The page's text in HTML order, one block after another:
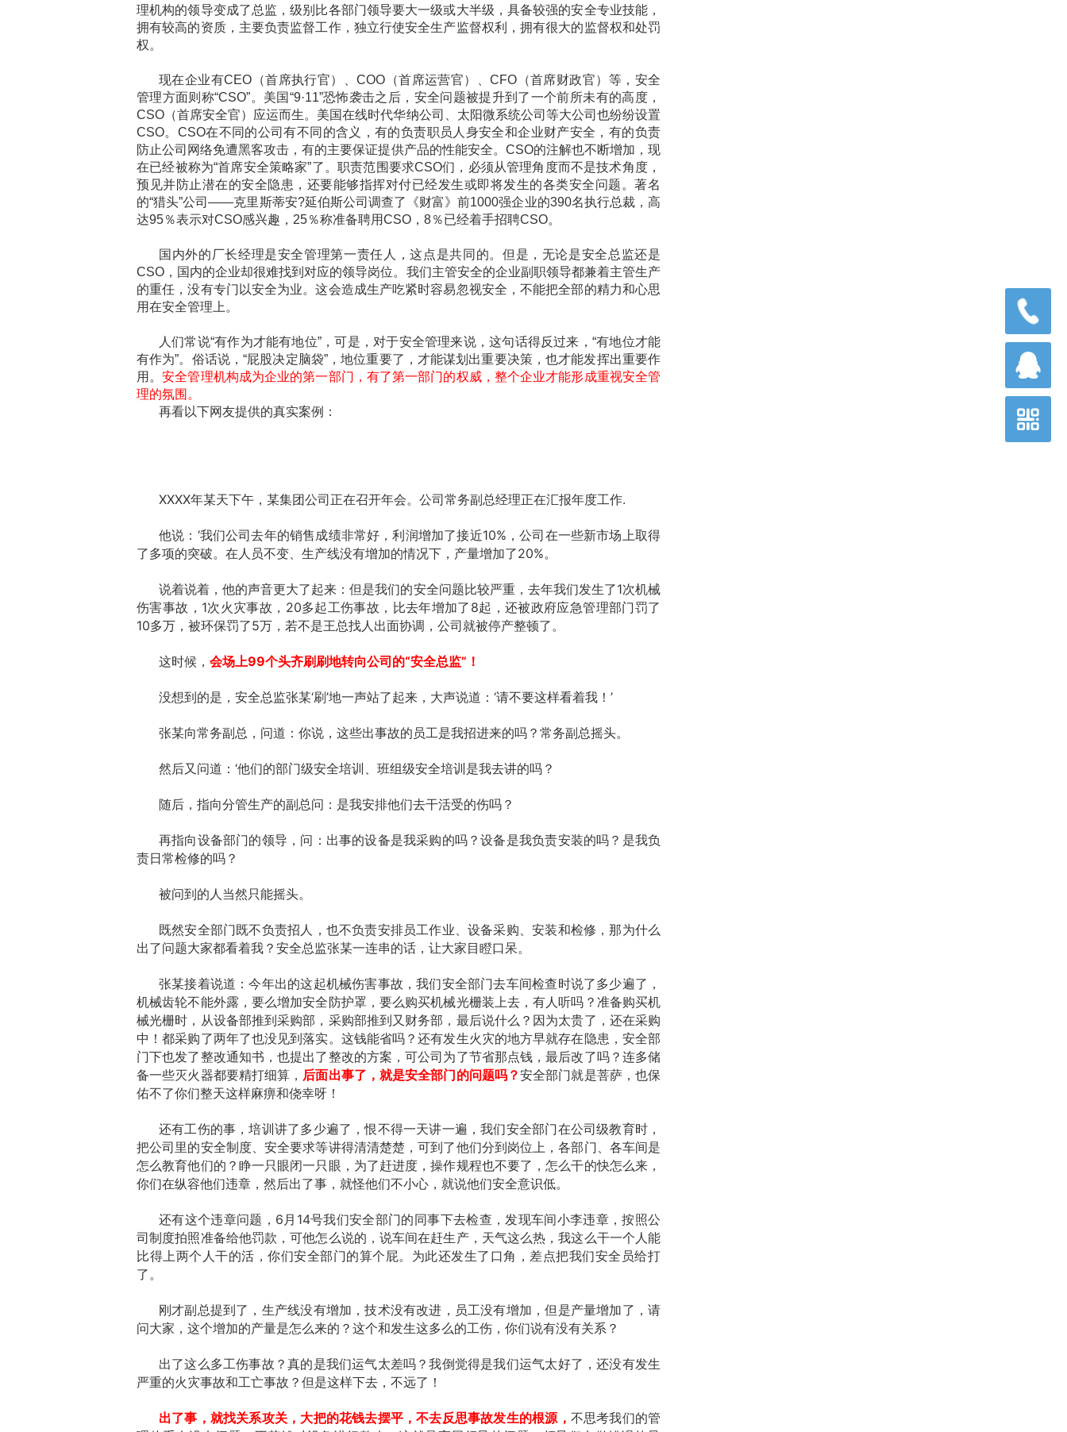
理机构的领导变成了总监，级别比各部门领导要大一级或大半级，具备较强的安全专业技能，
拥有较高的资质，主要负责监督工作，独立行使安全生产监督权利，拥有很大的监督权和处罚
权。
现在企业有CEO（首席执行官）、COO（首席运营官）、CFO（首席财政官）等，安全
管理方面则称“CSO”。美国“9·11”恐怖袭击之后，安全问题被提升到了一个前所未有的高度，
CSO（首席安全官）应运而生。美国在线时代华纳公司、太阳微系统公司等大公司也纷纷设置
CSO。CSO在不同的公司有不同的含义，有的负责职员人身安全和企业财产安全，有的负责
防止公司网络免遭黑客攻击，有的主要保证提供产品的性能安全。CSO的注解也不断增加，现
在已经被称为“首席安全策略家”了。职责范围要求CSO们，必须从管理角度而不是技术角度，
预见并防止潜在的安全隐患，还要能够指挥对付已经发生或即将发生的各类安全问题。著名
的“猎头”公司——克里斯蒂安?延伯斯公司调查了《财富》前1000强企业的390名执行总裁，高
达95％表示对CSO感兴趣，25％称准备聘用CSO，8％已经着手招聘CSO。
国内外的厂长经理是安全管理第一责任人，这点是共同的。但是，无论是安全总监还是
CSO，国内的企业却很难找到对应的领导岗位。我们主管安全的企业副职领导都兼着主管生产
的重任，没有专门以安全为业。这会造成生产吃紧时容易忽视安全，不能把全部的精力和心思
用在安全管理上。
人们常说“有作为才能有地位”，可是，对于安全管理来说，这句话得反过来，“有地位才能
有作为”。俗话说，“屁股决定脑袋”，地位重要了，才能谋划出重要决策，也才能发挥出重要作
用。安全管理机构成为企业的第一部门，有了第一部门的权威，整个企业才能形成重视安全管
理的氛围。
再看以下网友提供的真实案例：
XXXX年某天下午，某集团公司正在召开年会。公司常务副总经理正在汇报年度工作.
他说：‘我们公司去年的销售成绩非常好，利润增加了接近10%，公司在一些新市场上取得
了多项的突破。在人员不变、生产线没有增加的情况下，产量增加了20%。
说着说着，他的声音更大了起来：但是我们的安全问题比较严重，去年我们发生了1次机械
伤害事故，1次火灾事故，20多起工伤事故，比去年增加了8起，还被政府应急管理部门罚了
10多万，被环保罚了5万，若不是王总找人出面协调，公司就被停产整顿了。
这时候， 会场上99个头齐刷刷地转向公司的“安全总监”！
没想到的是，安全总监张某‘刷’地一声站了起来，大声说道：‘请不要这样看着我！’
张某向常务副总，问道：你说，这些出事故的员工是我招进来的吗？常务副总摇头。
然后又问道：‘他们的部门级安全培训、班组级安全培训是我去讲的吗？
随后，指向分管生产的副总问：是我安排他们去干活受的伤吗？
再指向设备部门的领导，问：出事的设备是我采购的吗？设备是我负责安装的吗？是我负
责日常检修的吗？
被问到的人当然只能摇头。
既然安全部门既不负责招人，也不负责安排员工作业、设备采购、安装和检修，那为什么
出了问题大家都看着我？安全总监张某一连串的话，让大家目瞪口呆。
张某接着说道：今年出的这起机械伤害事故，我们安全部门去车间检查时说了多少遍了，
机械齿轮不能外露，要么增加安全防护罩，要么购买机械光栅装上去，有人听吗？准备购买机
械光栅时，从设备部推到采购部，采购部推到又财务部，最后说什么？因为太贵了，还在采购
中！都采购了两年了也没见到落实。这钱能省吗？还有发生火灾的地方早就存在隐患，安全部
门下也发了整改通知书，也提出了整改的方案，可公司为了节省那点钱，最后改了吗？连多储
备一些灭火器都要精打细算， 后面出事了，就是安全部门的问题吗？安全部门就是菩萨，也保
佑不了你们整天这样麻痹和侥幸呀！
还有工伤的事，培训讲了多少遍了，恨不得一天讲一遍，我们安全部门在公司级教育时，
把公司里的安全制度、安全要求等讲得清清楚楚，可到了他们分到岗位上，各部门、各车间是
怎么教育他们的？睁一只眼闭一只眼，为了赶进度，操作规程也不要了，怎么干的快怎么来，
你们在纵容他们违章，然后出了事，就怪他们不小心，就说他们安全意识低。
还有这个违章问题，6月14号我们安全部门的同事下去检查，发现车间小李违章，按照公
司制度拍照准备给他罚款，可他怎么说的，说车间在赶生产，天气这么热，我这么干一个人能
比得上两个人干的活，你们安全部门的算个屁。为此还发生了口角，差点把我们安全员给打
了。
刚才副总提到了，生产线没有增加，技术没有改进，员工没有增加，但是产量增加了，请
问大家，这个增加的产量是怎么来的？这个和发生这多么的工伤，你们说有没有关系？
出了这么多工伤事故？真的是我们运气太差吗？我倒觉得是我们运气太好了，还没有发生
严重的火灾事故和工亡事故？但是这样下去，不远了！
出了事，就找关系攻关，大把的花钱去摆平，不去反思事故发生的根源， 不思考我们的管